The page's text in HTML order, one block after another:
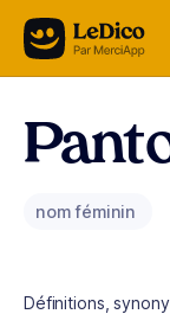
Aller au contenu
nom féminin
Définitions,